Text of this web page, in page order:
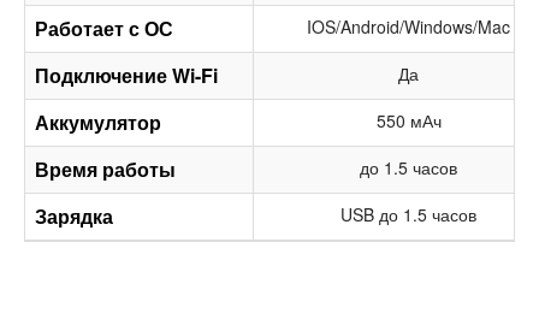
Работает с ОС IOS/Android/Windows/Mac
Подключение Wi-Fi Да
Аккумулятор 550 мАч
Время работы до 1.5 часов
Зарядка USB до 1.5 часов